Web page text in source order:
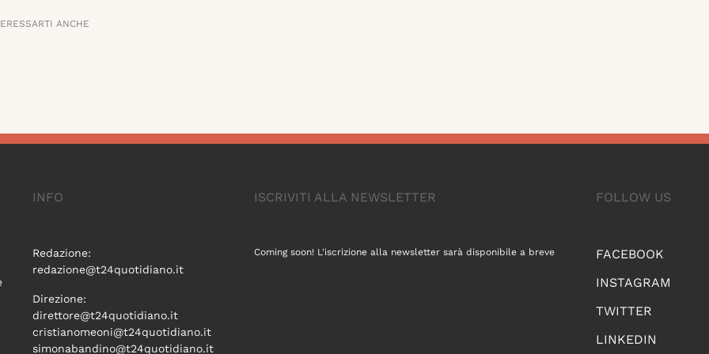
ANCHE
INFO
Redazione:
redazione@t24quotidiano.it
Direzione:
direttore@t24quotidiano.it
cristianomeoni@t24quotidiano.it
simonabandino@t24quotidiano.it
FOLLOW US
FACEBOOK
INSTAGRAM
TWITTER
LINKEDIN
ISCRIVITI ALLA NEWSLETTER
Coming soon! L'iscrizione alla newsletter sarà disponibile a breve